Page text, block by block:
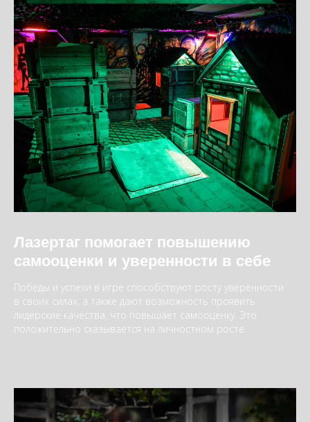
Лазертаг помогает повышению
самооценки и уверенности в себе
Победы и успехи в игре способствуют росту уверенности
в своих силах, а также дают возможность проявить
лидерские качества, что повышает самооценку. Это
положительно сказывается на личностном росте.